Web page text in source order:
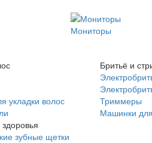
Мониторы
укладки волос
зубные щетки
Бритьё и
Триммеры
Машинки